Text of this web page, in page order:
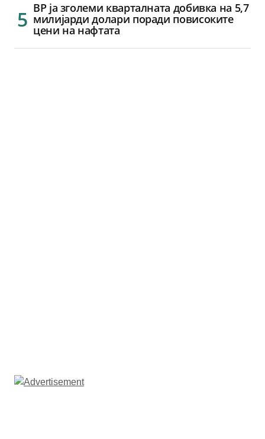
BP ја зголеми кварталната добивка на 5,7
милијарди долари поради повисоките
цени на нафтата